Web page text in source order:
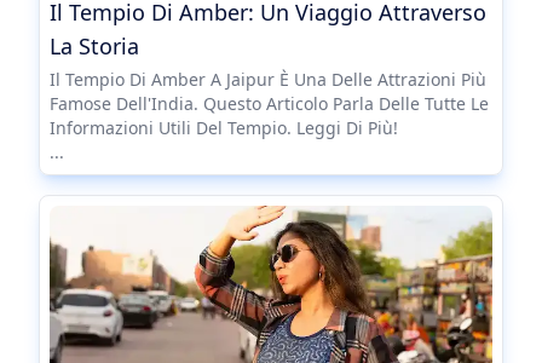
Il Tempio Di Amber: Un Viaggio Attraverso
La Storia
Il Tempio Di Amber A Jaipur È Una Delle Attrazioni Più
Famose Dell'India. Questo Articolo Parla Delle Tutte Le
Informazioni Utili Del Tempio. Leggi Di Più!
...